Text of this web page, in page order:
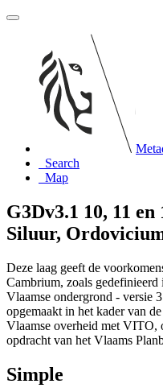
Search
Map
G3Dv3.1 10, 11
Siluur,
Deze laag geeft de
Cambrium, zoals
Vlaamse ondergrond - versie
opgemaakt in het kader van
Vlaamse overheid met
opdracht van het Vlaams
Simple